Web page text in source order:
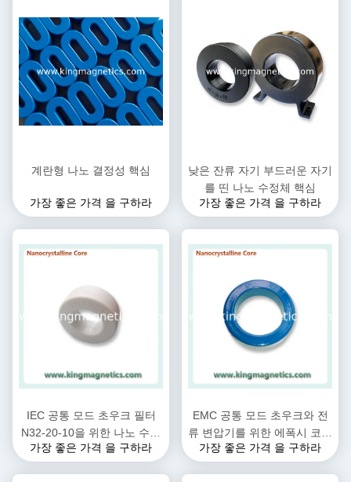
계란형 나노 결정성 핵심
가장 좋은 가격 을 구하라
낮은 잔류 자기 부드러운 자기
를 띤 나노 수정체 핵심
가장 좋은 가격 을 구하라
IEC 공통 모드 초우크 필터
N32-20-10을 위한 나노 수정
체 토로이달 코어
가장 좋은 가격 을 구하라
EMC 공통 모드 초우크와 전
류 변압기를 위한 에폭시 코팅
된 나노 결정성 핵심
가장 좋은 가격 을 구하라